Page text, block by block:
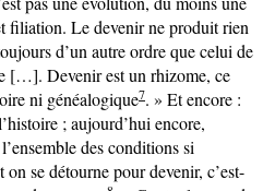
filiation. Le devenir ne produit rien
d’un autre ordre que celui de
[…]. Devenir est un rhizome, ce
ni généalogique7. » Et encore :
; aujourd’hui encore,
des conditions si
on se détourne pour devenir, c’est-